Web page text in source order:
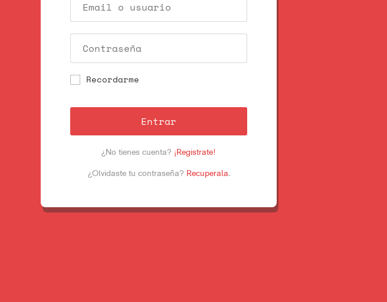
Recordarme
Entrar
¿No tienes cuenta? ¡Registrate!
¿Olvidaste tu contraseña? Recuperala.